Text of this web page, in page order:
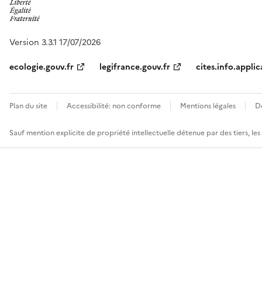
Version 3.3.1 17/07/2026
ecologie.gouv.fr
legifrance.gouv.fr
Plan du site Accessibilité: non conforme Mentions légales
Sauf mention explicite de propriété intellectuelle détenue par des tiers,